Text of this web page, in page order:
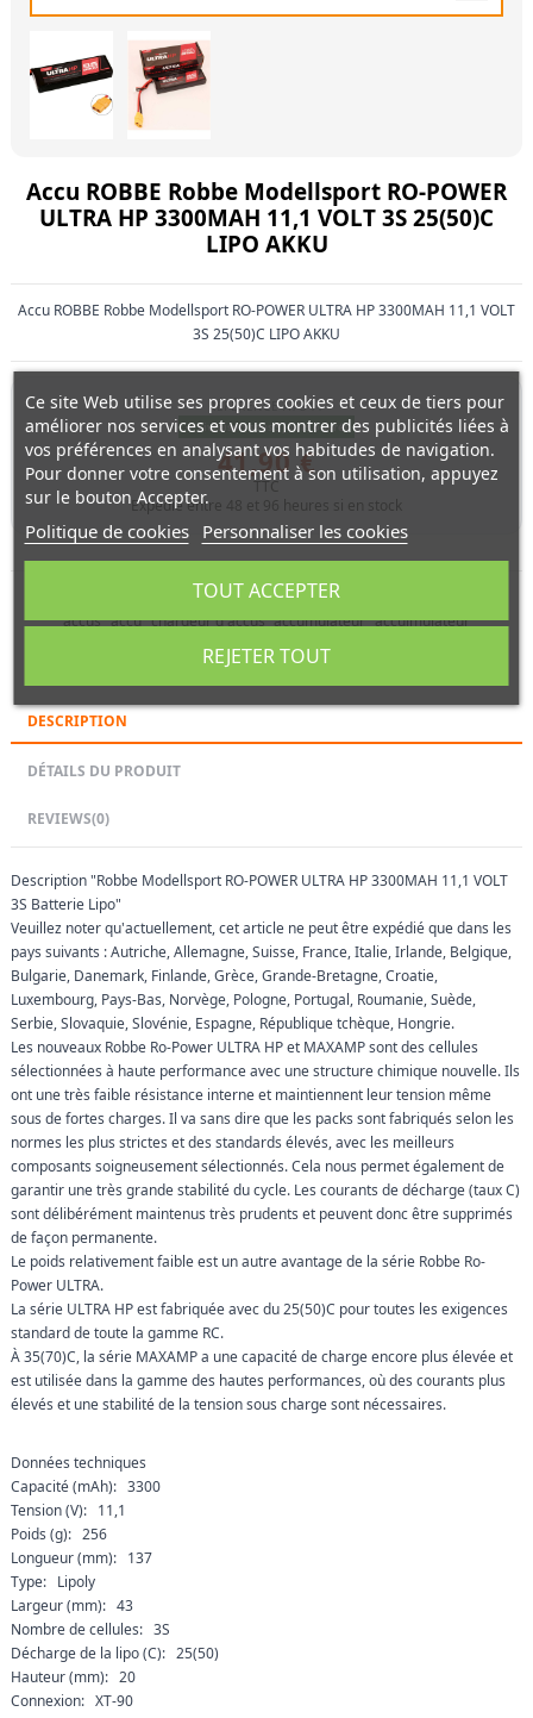
Accu ROBBE Robbe Modellsport RO-POWER
ULTRA HP 3300MAH 11,1 VOLT 3S 25(50)C
LIPO AKKU
Accu ROBBE Robbe Modellsport RO-POWER ULTRA HP 3300MAH 11,1 VOLT
3S 25(50)C LIPO AKKU
RÉFÉRENCE A7341
Livraison sous 5 jours ouvrés
41,90 €
TTC
Expedié entre 48 et 96 heures si en stock
accus accu chargeur d'accus accumulateur acculmulateur
DESCRIPTION
DÉTAILS DU PRODUIT
REVIEWS(0)
Description "Robbe Modellsport RO-POWER ULTRA HP 3300MAH 11,1 VOLT
3S Batterie Lipo"
Veuillez noter qu'actuellement, cet article ne peut être expédié que dans les
pays suivants : Autriche, Allemagne, Suisse, France, Italie, Irlande, Belgique,
Bulgarie, Danemark, Finlande, Grèce, Grande-Bretagne, Croatie,
Luxembourg, Pays-Bas, Norvège, Pologne, Portugal, Roumanie, Suède,
Serbie, Slovaquie, Slovénie, Espagne, République tchèque, Hongrie.
Les nouveaux Robbe Ro-Power ULTRA HP et MAXAMP sont des cellules
sélectionnées à haute performance avec une structure chimique nouvelle. Ils
ont une très faible résistance interne et maintiennent leur tension même
sous de fortes charges. Il va sans dire que les packs sont fabriqués selon les
normes les plus strictes et des standards élevés, avec les meilleurs
composants soigneusement sélectionnés. Cela nous permet également de
garantir une très grande stabilité du cycle. Les courants de décharge (taux C)
sont délibérément maintenus très prudents et peuvent donc être supprimés
de façon permanente.
Le poids relativement faible est un autre avantage de la série Robbe Ro-
Power ULTRA.
La série ULTRA HP est fabriquée avec du 25(50)C pour toutes les exigences
standard de toute la gamme RC.
À 35(70)C, la série MAXAMP a une capacité de charge encore plus élevée et
est utilisée dans la gamme des hautes performances, où des courants plus
élevés et une stabilité de la tension sous charge sont nécessaires.
Données techniques
Capacité (mAh): 3300
Tension (V): 11,1
Poids (g): 256
Longueur (mm): 137
Type: Lipoly
Largeur (mm): 43
Nombre de cellules: 3S
Décharge de la lipo (C): 25(50)
Hauteur (mm): 20
Connexion: XT-90
Ce site Web utilise ses propres cookies et ceux de tiers pour
améliorer nos services et vous montrer des publicités liées à
vos préférences en analysant vos habitudes de navigation.
Pour donner votre consentement à son utilisation, appuyez
sur le bouton Accepter.
Politique de cookies Personnaliser les cookies
REJETER TOUT
TOUT ACCEPTER